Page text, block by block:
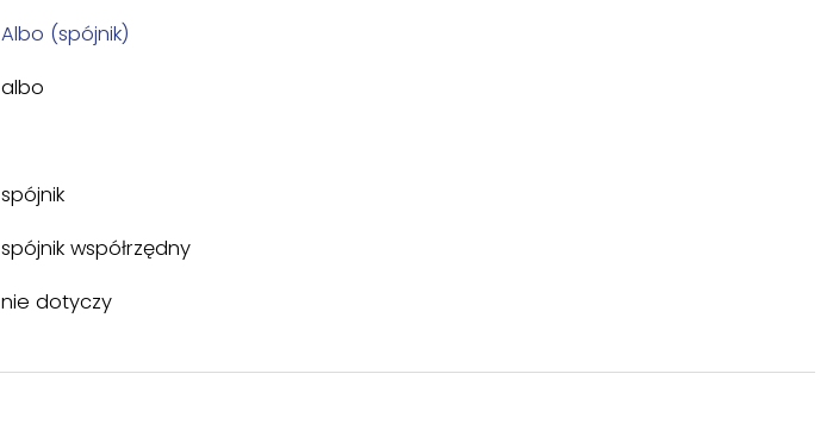
Albo (spójnik)
albo
spójnik
spójnik współrzędny
nie dotyczy